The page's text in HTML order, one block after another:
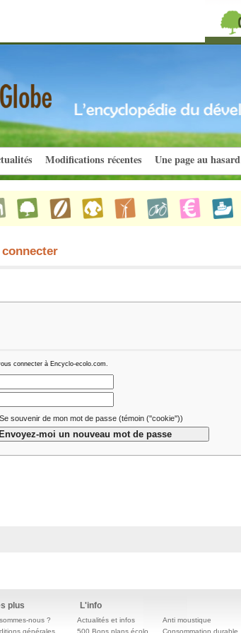
Modifications récentes Une page au hasard
connecter à Encyclo-ecolo.com.
Se souvenir de mon mot de passe (témoin (''cookie''))
plus
nous ?
générales
L'info
Actualités et infos
500 Bons plans écolo
Anti moustique
Consommation durable